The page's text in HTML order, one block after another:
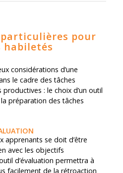
pour
habiletés
considérations d’une
le cadre des tâches
: le choix d’un outil
préparation des tâches
apprenants se doit d’être
avec les objectifs
d’évaluation permettra à
facilement de la rétroaction